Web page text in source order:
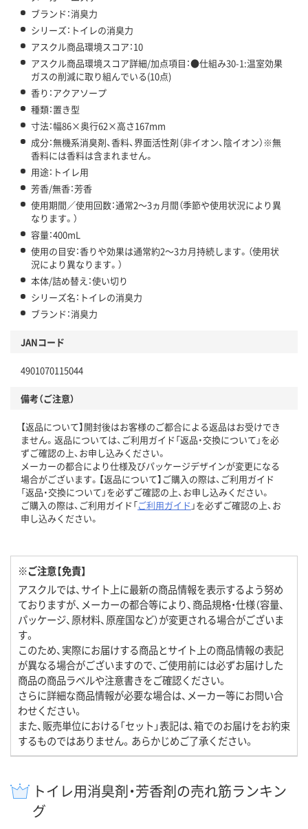
ブランド：消臭力
シリーズ：トイレの消臭力
アスクル商品環境スコア：10
アスクル商品環境スコア詳細/加点項目：●仕組み30-1:温室効果
ガスの削減に取り組んでいる(10点)
香り：アクアソープ
種類：置き型
寸法：幅86×奥行62×高さ167mm
成分：無機系消臭剤、香料、界面活性剤（非イオン、陰イオン）※無
香料には香料は含まれません。
用途：トイレ用
芳香/無香：芳香
使用期間／使用回数：通常2～3ヵ月間（季節や使用状況により異
なります。）
容量：400mL
使用の目安：香りや効果は通常約2～3カ月持続します。（使用状
況により異なります。）
本体/詰め替え：使い切り
シリーズ名：トイレの消臭力
ブランド：消臭力
JANコード
4901070115044
備考（ご注意）
【返品について】開封後はお客様のご都合による返品はお受けでき
ません。返品については、ご利用ガイド「返品・交換について」を必
ずご確認の上、お申し込みください。
メーカーの都合により仕様及びパッケージデザインが変更になる
場合がございます。【返品について】ご購入の際は、ご利用ガイド
「返品・交換について」を必ずご確認の上、お申し込みください。
ご購入の際は、ご利用ガイド「ご利用ガイド 」を必ずご確認の上、お
申し込みください。
※ご注意【免責】
アスクルでは、サイト上に最新の商品情報を表示するよう努め
ておりますが、メーカーの都合等により、商品規格・仕様（容量、
パッケージ、原材料、原産国など）が変更される場合がございま
す。
このため、実際にお届けする商品とサイト上の商品情報の表記
が異なる場合がございますので、ご使用前には必ずお届けした
商品の商品ラベルや注意書きをご確認ください。
さらに詳細な商品情報が必要な場合は、メーカー等にお問い合
わせください。
また、販売単位における「セット」表記は、箱でのお届けをお約束
するものではありません。あらかじめご了承ください。
トイレ用消臭剤・芳香剤の売れ筋ランキン
グ